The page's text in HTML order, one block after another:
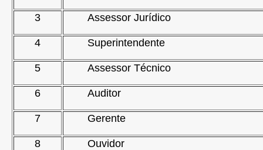
3 Assessor Jurídico
4 Superintendente
5 Assessor Técnico
6 Auditor
7 Gerente
8 Ouvidor